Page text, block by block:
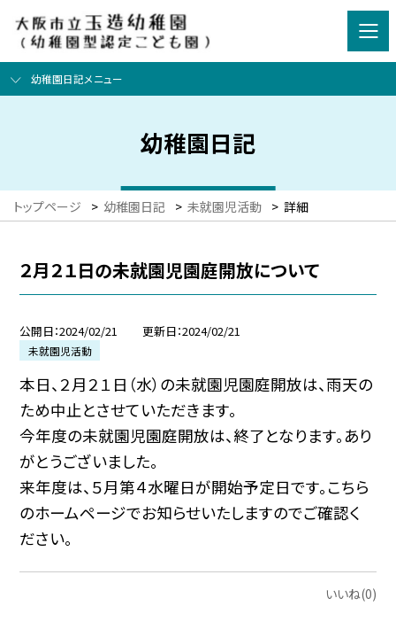
幼稚園日記メニュー
幼稚園日記
トップページ > 幼稚園日記 > 未就園児活動 > 詳細
２月２１日の未就園児園庭開放について
公開日 2024/02/21 更新日 2024/02/21
未就園児活動
本日、２月２１日（水）の未就園児園庭開放は、雨天の
ため中止とさせていただきます。
今年度の未就園児園庭開放は、終了となります。あり
がとうございました。
来年度は、５月第４水曜日が開始予定日です。こちら
のホームページでお知らせいたしますのでご確認く
ださい。
いいね(0)